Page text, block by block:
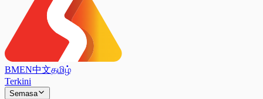
BMEN中文தமிழ்
Terkini
Semasa